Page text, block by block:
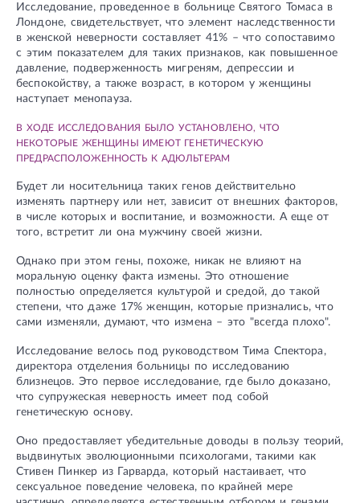
Исследование, проведенное в больнице Святого Томаса в
Лондоне, свидетельствует, что элемент наследственности
в женской неверности составляет 41% – что сопоставимо
с этим показателем для таких признаков, как повышенное
давление, подверженность мигреням, депрессии и
беспокойству, а также возраст, в котором у женщины
наступает менопауза.
В ХОДЕ ИССЛЕДОВАНИЯ БЫЛО УСТАНОВЛЕНО, ЧТО
НЕКОТОРЫЕ ЖЕНЩИНЫ ИМЕЮТ ГЕНЕТИЧЕСКУЮ
ПРЕДРАСПОЛОЖЕННОСТЬ К АДЮЛЬТЕРАМ
Будет ли носительница таких генов действительно
изменять партнеру или нет, зависит от внешних факторов,
в числе которых и воспитание, и возможности. А еще от
того, встретит ли она мужчину своей жизни.
Однако при этом гены, похоже, никак не влияют на
моральную оценку факта измены. Это отношение
полностью определяется культурой и средой, до такой
степени, что даже 17% женщин, которые признались, что
сами изменяли, думают, что измена – это "всегда плохо".
Исследование велось под руководством Тима Спектора,
директора отделения больницы по исследованию
близнецов. Это первое исследование, где было доказано,
что супружеская неверность имеет под собой
генетическую основу.
Оно предоставляет убедительные доводы в пользу теорий,
выдвинутых эволюционными психологами, такими как
Стивен Пинкер из Гарварда, который настаивает, что
сексуальное поведение человека, по крайней мере